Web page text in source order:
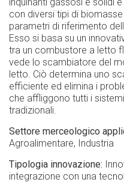
con diversi tipi di
parametri di riferimento
Esso si basa su un
tra un combustore a letto
vede lo scambiatore del
letto. Ciò determina uno
efficiente ed elimina i
che affliggono tutti i
tradizionali.
Settore merceologico
Agroalimentare
Industria
Tipologia innovazione
integrazione con una